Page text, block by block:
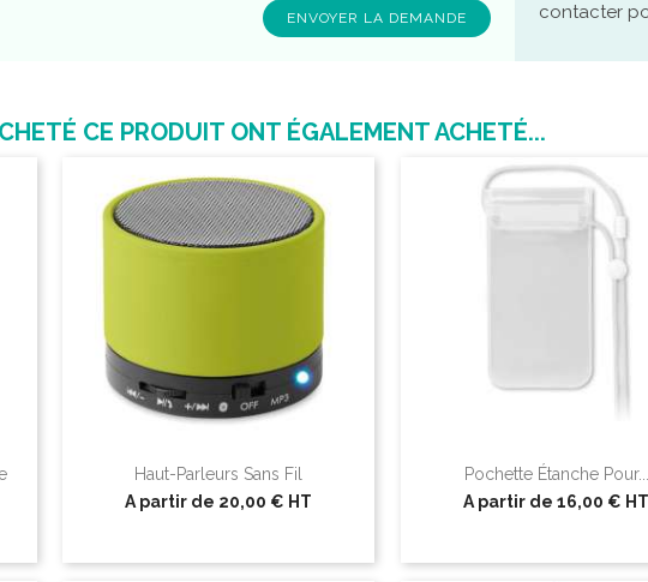
contacter
CE PRODUIT ONT ÉGALEMENT ACHETÉ...
Haut-Parleurs Sans Fil
A partir de 20,00 € HT
Pochette Étanche Pour...
A partir de 16,00 € HT